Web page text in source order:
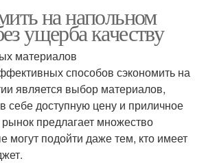
на напольном
ущерба качеству
материалов
способов сэкономить на
является выбор материалов,
себе доступную цену и приличное
предлагает множество
могут подойти даже тем, кто имеет